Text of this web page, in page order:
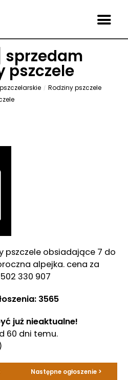
sprzedam
pszczele
Rodziny pszczele
pszczele obsiadające 7 do
alpejka. cena za
330 907
3565
już nieaktualne!
60 dni temu.
Następne ogłoszenie >